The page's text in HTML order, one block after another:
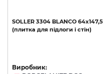
SOLLER 3304 BLANCO 64x147,5
(плитка для підлоги і стін)
Виробник: